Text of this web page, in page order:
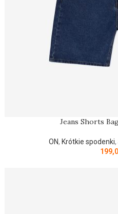
Jeans Shorts
ON, Krótkie spodenki,